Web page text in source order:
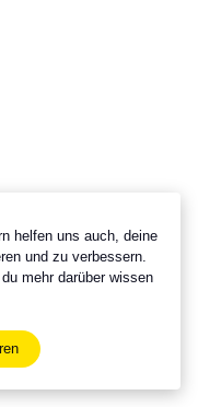
helfen uns auch, deine
und zu verbessern.
mehr darüber wissen